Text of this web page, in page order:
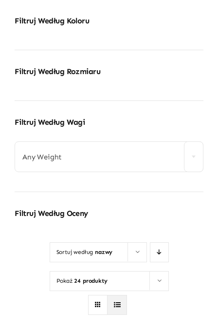
Filtruj Według Koloru
Filtruj Według Rozmiaru
Filtruj Według Wagi
Any Weight
Filtruj Według Oceny
Sortuj według nazwy
Pokaż 24 produkty